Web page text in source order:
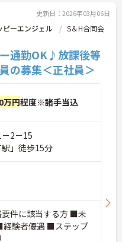
更新日：2026年03月06日
ピーエンジェル
S＆H合同会
ー通勤OK♪放課後等
の募集＜正社員＞
万円程度※諸手当込
2－15
」徒歩15分
件に該当する方 ■未
験者優遇 ■ステップ